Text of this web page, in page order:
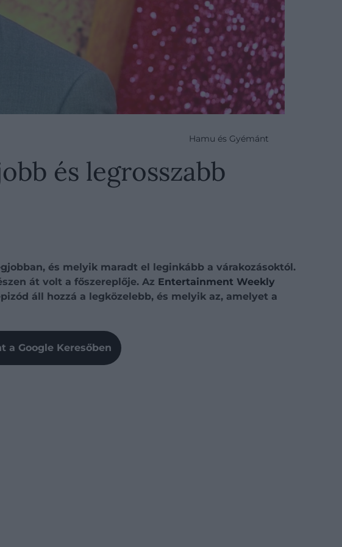
Hamu és Gyémánt
és legrosszabb
és melyik maradt el leginkább a várakozásoktól.
át volt a főszereplője. Az Entertainment Weekly
áll hozzá a legközelebb, és melyik az, amelyet a
a Google Keresőben